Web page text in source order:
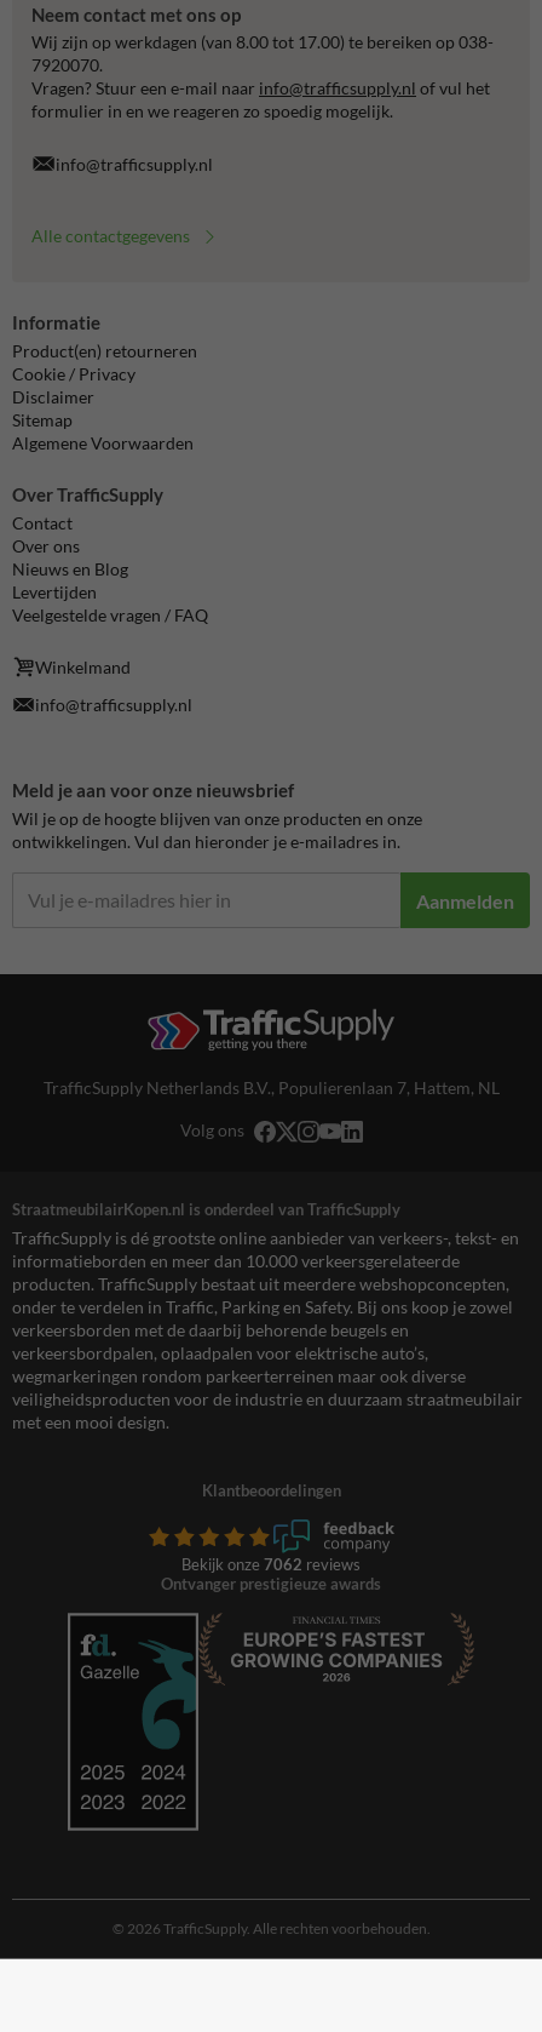
Neem contact met ons op
Wij zijn op werkdagen (van 8.00 tot 17.00) te bereiken op 038-
7920070.
Vragen? Stuur een e-mail naar info@trafficsupply.nl of vul het
formulier in en we reageren zo spoedig mogelijk.
info@trafficsupply.nl
Alle contactgegevens
Informatie
Product(en) retourneren
Cookie / Privacy
Disclaimer
Sitemap
Algemene Voorwaarden
Over TrafficSupply
Contact
Over ons
Nieuws en Blog
Levertijden
Veelgestelde vragen / FAQ
Winkelmand
info@trafficsupply.nl
Meld je aan voor onze nieuwsbrief
Wil je op de hoogte blijven van onze producten en onze
ontwikkelingen. Vul dan hieronder je e-mailadres in.
Aanmelden
TrafficSupply Netherlands B.V., Populierenlaan 7, Hattem, NL
Volg ons
StraatmeubilairKopen.nl is onderdeel van TrafficSupply
TrafficSupply is dé grootste online aanbieder van verkeers-, tekst- en
informatieborden en meer dan 10.000 verkeersgerelateerde
producten. TrafficSupply bestaat uit meerdere webshopconcepten,
onder te verdelen in Traffic, Parking en Safety. Bij ons koop je zowel
verkeersborden met de daarbij behorende beugels en
verkeersbordpalen, oplaadpalen voor elektrische auto’s,
wegmarkeringen rondom parkeerterreinen maar ook diverse
veiligheidsproducten voor de industrie en duurzaam straatmeubilair
met een mooi design.
Klantbeoordelingen
Bekijk onze 7062 reviews
Ontvanger prestigieuze awards
© 2026 TrafficSupply. Alle rechten voorbehouden.